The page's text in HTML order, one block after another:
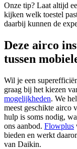
Onze tip? Laat altijd
kijken welk toestel
daarbij kunnen de
Deze airco
tussen
Wil je een
graag bij het kiezen
mogelijkheden. We
meest geschikte airco
hulp is soms nodig,
ons aanbod. Flowplus
bieden en werkt
van Daikin.